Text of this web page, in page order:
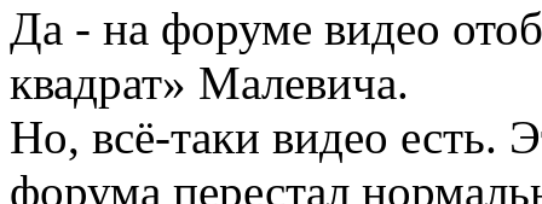
Да - на форуме видео
квадрат» Малевича.
Но, всё-таки видео есть.
форума перестал